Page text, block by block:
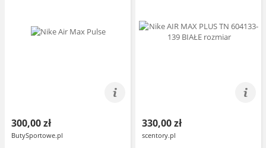
300,00 zł
ButySportowe.pl
330,00 zł
scentory.pl